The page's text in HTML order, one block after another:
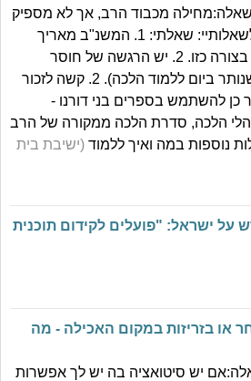
מכבוד הרב, אך לא מספיק
הבנתי את תשובת הרב לשאלותיי: שאלתי: 1. המשנ"ב מאריך
הרבה - וזה מייאש ללמוד בצורה כזו. 2. יש הרגשה של חוסר
התקדמות (בזמן הדחוק שנותר ביום ללמוד הלכה). 2. קשה לזכור
אפשר כן להשתמש בספרים בני דורנו -
הלכה, סדרת הלכה ממקורה של הרב
נוספות במה ואיך ללמוד (ישיבת בית
על ישראל: "פועלים לקידום תוכנית
או בזריזות במקום האכילה - מה
יש סיטואציה בה יש לך אפשרות